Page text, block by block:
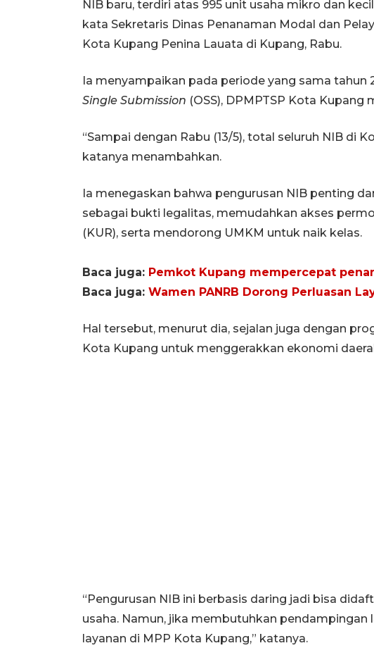
NIB baru, terdiri atas 995 unit usaha mikro dan
kata Sekretaris Dinas Penanaman Modal dan
Kota Kupang Penina Lauata di Kupang, Rabu.
Ia menyampaikan pada periode yang sama tahun
Single Submission (OSS), DPMPTSP Kota Kupang
“Sampai dengan Rabu (13/5), total seluruh NIB di
katanya menambahkan.
Ia menegaskan bahwa pengurusan NIB penting
sebagai bukti legalitas, memudahkan akses
(KUR), serta mendorong UMKM untuk naik kelas.
Baca juga: Pemkot Kupang mempercepat
Baca juga: Wamen PANRB Dorong Perluasan
Hal tersebut, menurut dia, sejalan juga dengan
Kota Kupang untuk menggerakkan ekonomi
“Pengurusan NIB ini berbasis daring jadi bisa
usaha. Namun, jika membutuhkan
layanan di MPP Kota Kupang,” katanya.